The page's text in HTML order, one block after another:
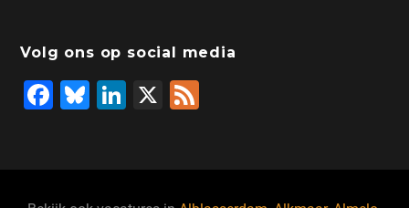
Volg ons op social media
F
Bl
Li X